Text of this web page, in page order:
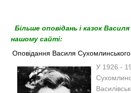
Більше оповідань і казок
нашому сайті:
Оповідання Василя Сухомлинського
У 1926 -